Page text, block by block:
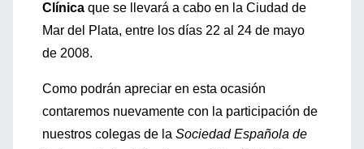
Clínica que se llevará a cabo en la Ciudad de
Mar del Plata, entre los días 22 al 24 de mayo
de 2008.
Como podrán apreciar en esta ocasión
contaremos nuevamente con la participación de
nuestros colegas de la Sociedad Española de